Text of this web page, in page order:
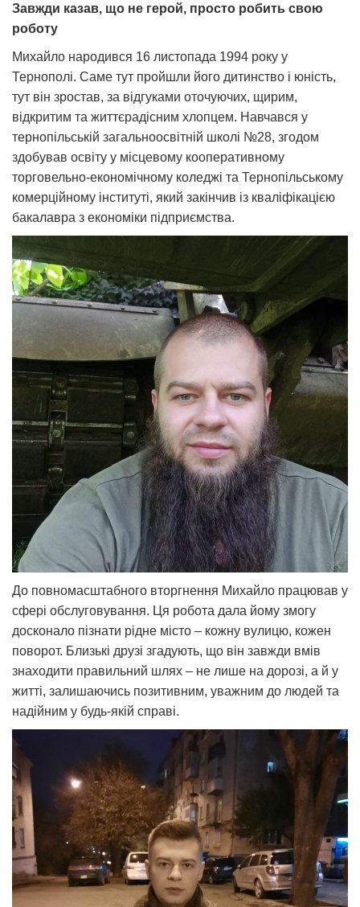
Завжди казав, що не герой, просто робить свою
роботу
Михайло народився 16 листопада 1994 року у
Тернополі. Саме тут пройшли його дитинство і юність,
тут він зростав, за відгуками оточуючих, щирим,
відкритим та життєрадісним хлопцем. Навчався у
тернопільській загальноосвітній школі №28, згодом
здобував освіту у місцевому кооперативному
торговельно-економічному коледжі та Тернопільському
комерційному інституті, який закінчив із кваліфікацією
бакалавра з економіки підприємства.
До повномасштабного вторгнення Михайло працював у
сфері обслуговування. Ця робота дала йому змогу
досконало пізнати рідне місто – кожну вулицю, кожен
поворот. Близькі друзі згадують, що він завжди вмів
знаходити правильний шлях – не лише на дорозі, а й у
житті, залишаючись позитивним, уважним до людей та
надійним у будь-якій справі.